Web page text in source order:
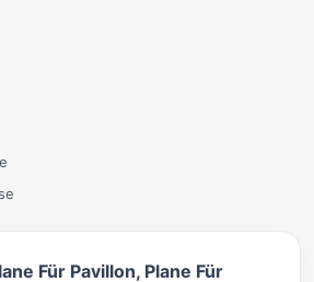
Für Pavillon, Plane Für